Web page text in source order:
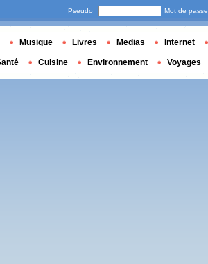
Pseudo Mot de passe
Musique Livres Medias Internet
Cuisine Environnement Voyages